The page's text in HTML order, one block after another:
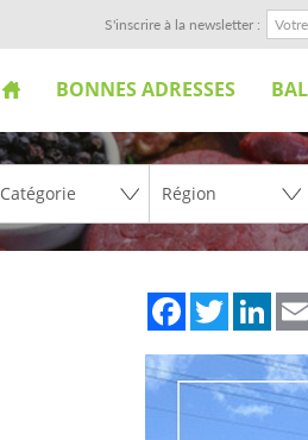
S'inscrire à la newsletter :
BONNES ADRESSES
FacebookTwitter